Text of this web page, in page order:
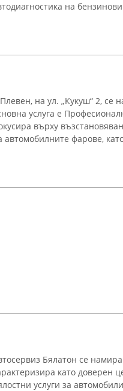
на
на ул. „Кукуш“ 2, се
услуга е
върху
автомобилните фарове,
Бялатон се
като доверен
услуги за